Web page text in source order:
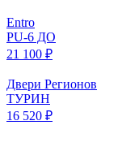
Entro
PU-6 ДО
21 100 ₽
Двери Регионов
ТУРИН
16 520 ₽